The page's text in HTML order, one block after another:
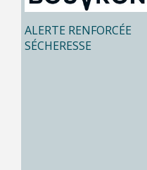
ALERTE RENFORCÉE
SÉCHERESSE